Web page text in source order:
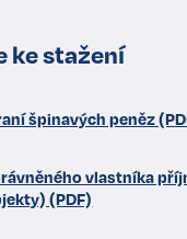
ke stažení
špinavých peněz
vlastníka
(PDF)